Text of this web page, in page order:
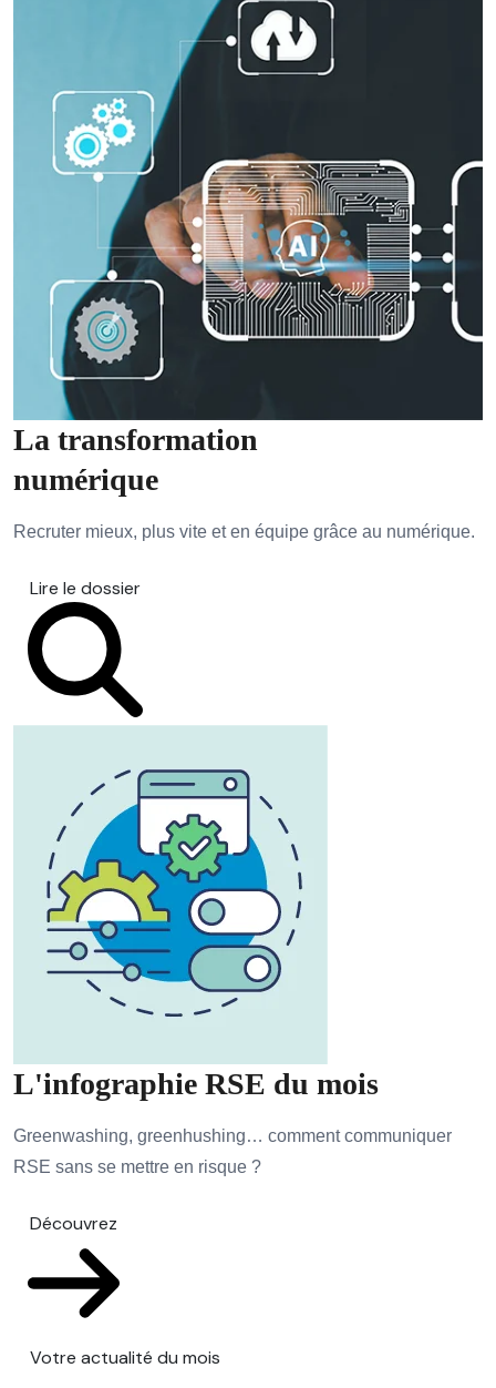
La transformation
numérique
Recruter mieux, plus vite et en équipe grâce au numérique.
Lire le dossier
L'infographie RSE du mois
Greenwashing, greenhushing… comment communiquer
RSE sans se mettre en risque ?
Découvrez
Votre actualité du mois